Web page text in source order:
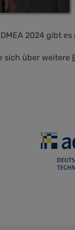
2024 gibt es
sich über weitere